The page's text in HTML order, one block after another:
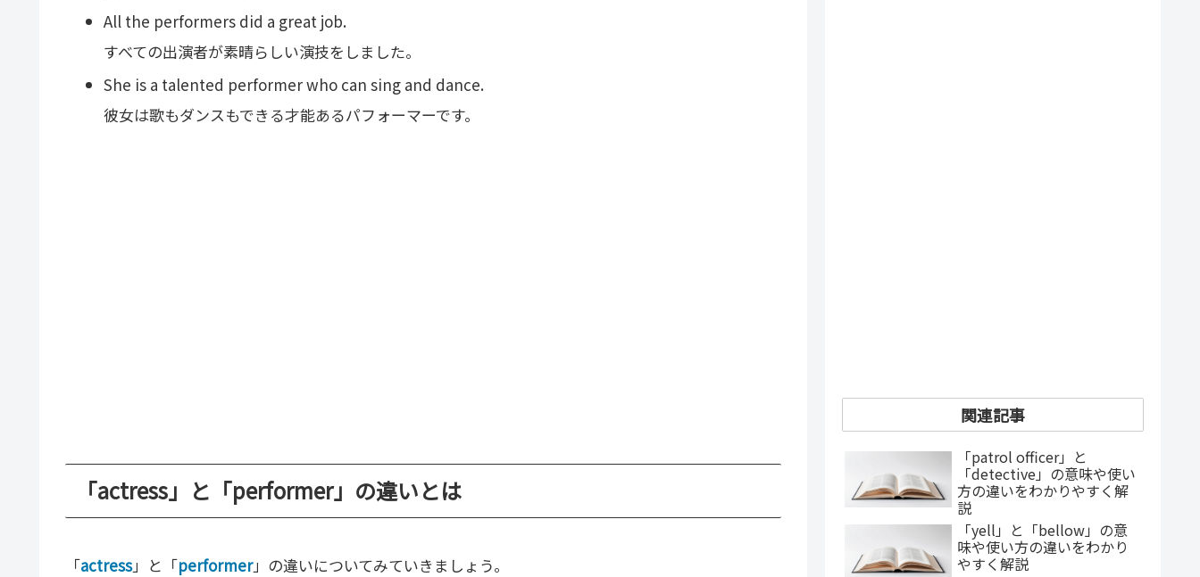
All the performers did a great job.
すべての出演者が素晴らしい演技をしました。
She is a talented performer who can sing and dance.
彼女は歌もダンスもできる才能あるパフォーマーです。
「actress」と「performer」の違いとは
「actress」と「performer」の違いについてみていきましょう。
関連記事
「patrol officer」と
「detective」の意味や使い
方の違いをわかりやすく解
説
「yell」と「bellow」の意
味や使い方の違いをわかり
やすく解説